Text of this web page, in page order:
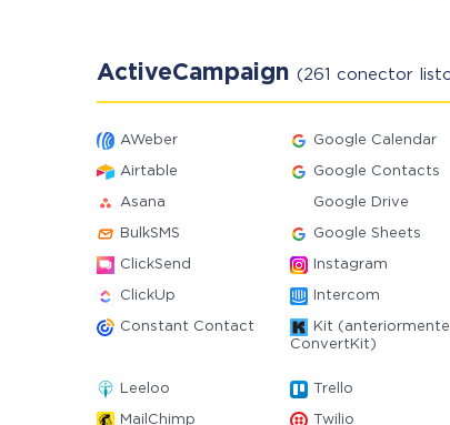
ActiveCampaign (261 conector
AWeber Google Calendar
Airtable Google Contacts
Asana Google Drive
BulkSMS Google Sheets
ClickSend Instagram
ClickUp Intercom
Constant Contact
Kit (anteriormente
ConvertKit)
Leeloo Trello
MailChimp Twilio